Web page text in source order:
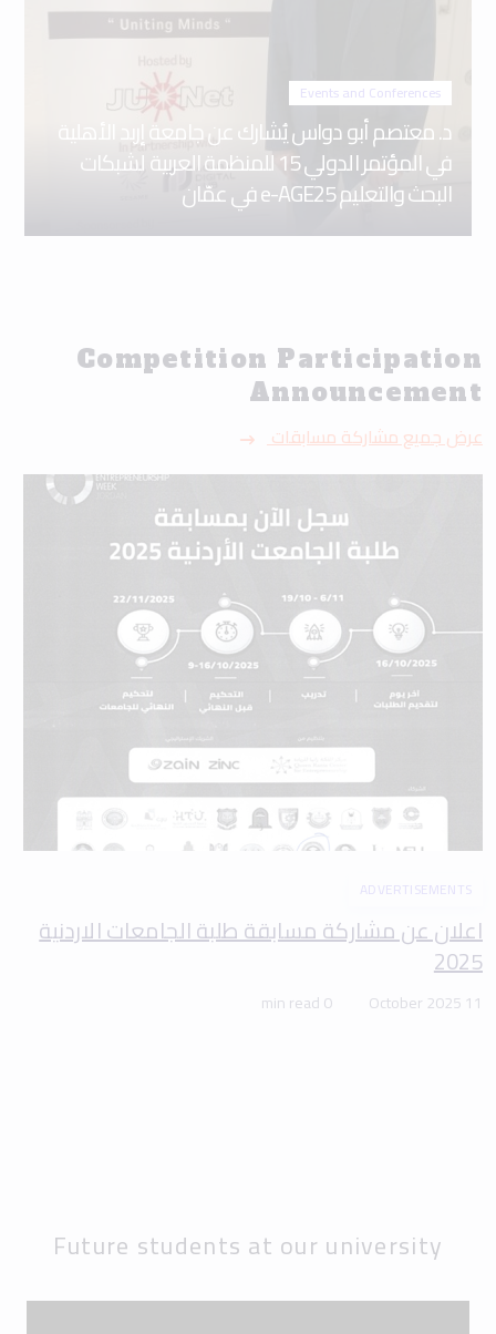
Events and Conferences
د. معتصم أبو دواس يُشارك عن جامعة إربد الأهلية
في المؤتمر الدولي 15 للمنظمة العربية لشبكات
البحث والتعليم e-AGE25 في عمّان
Competition Participation
Announcement
عرض جميع مشاركة مسابقات
ADVERTISEMENTS
اعلان عن مشاركة مسابقة طلبة الجامعات الاردنية
2025
11 October 2025
0 min read
Future students at our university